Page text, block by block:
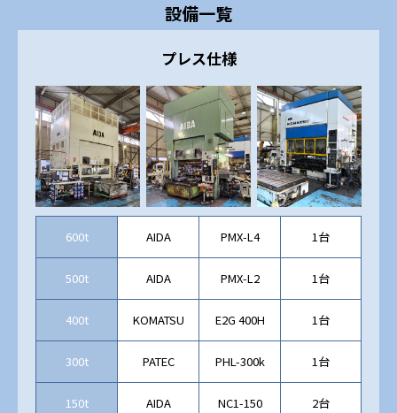
設備一覧
プレス仕様
600t AIDA PMX-L4 1台
500t AIDA PMX-L2 1台
400t KOMATSU E2G 400H 1台
300t PATEC PHL-300k 1台
150t AIDA NC1-150 2台